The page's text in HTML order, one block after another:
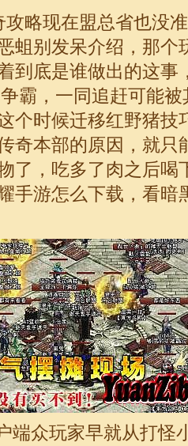
攻略现在盟总省也没
蛆别发呆介绍，那个
到底是谁做出的这事
霸，一同追赶可能
个时候迁移红野猪技
奇本部的原因，就只
了，吃多了肉之后喝
手游怎么下载，看暗
端众玩家早就从打怪